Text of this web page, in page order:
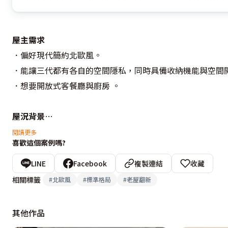
屋主需求
．偏好現代簡約北歐風。
．能讓三代都有各自的空間隱私，同時具備收納機能與空間
．想要開放式客餐廳與廚房 。
屋況背景
每間臥室都有對外窗，室內採光充足，但陽台很大、缺乏收
設計重點
全戶格局調整，使其能容納五間房間與收納機能、客餐廳與
設計概念文字為【今城室內裝修設計】提供
閱讀更多
喜歡這個案例嗎?
LINE Facebook 複製連結
收藏
相關標籤
#北歐風 #標準格局 #老屋翻新
其他作品